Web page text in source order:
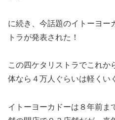
に続き、今話題のイトーヨー
トラが発表された！
この四ケタリストラでこれか
体なら４万人ぐらいは軽くい
イトーヨーカドーは８年前ま